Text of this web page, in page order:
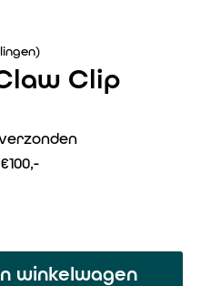
Clip
winkelwagen